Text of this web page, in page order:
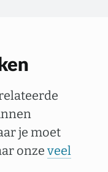
je moet
onze veel